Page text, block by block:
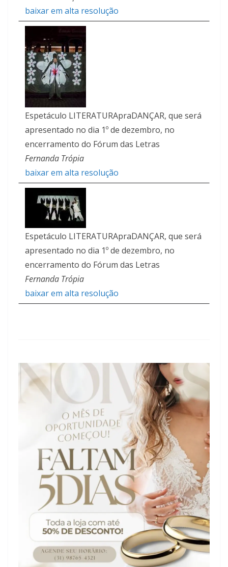
baixar em alta resolução
Espetáculo LITERATURApraDANÇAR, que será
apresentado no dia 1º de dezembro, no
encerramento do Fórum das Letras
Fernanda Trópia
baixar em alta resolução
Espetáculo LITERATURApraDANÇAR, que será
apresentado no dia 1º de dezembro, no
encerramento do Fórum das Letras
Fernanda Trópia
baixar em alta resolução